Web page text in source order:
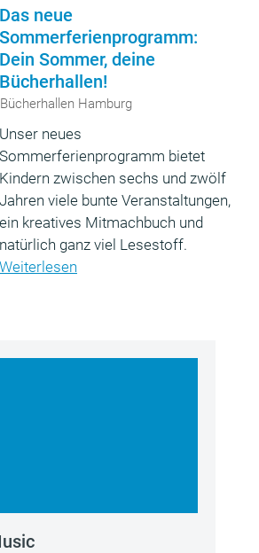
Das neue
Sommerferienprogramm:
Dein Sommer, deine
Bücherhallen!
Bücherhallen Hamburg
Unser neues
Sommerferienprogramm bietet
Kindern zwischen sechs und zwölf
Jahren viele bunte Veranstaltungen,
ein kreatives Mitmachbuch und
natürlich ganz viel Lesestoff.
Weiterlesen